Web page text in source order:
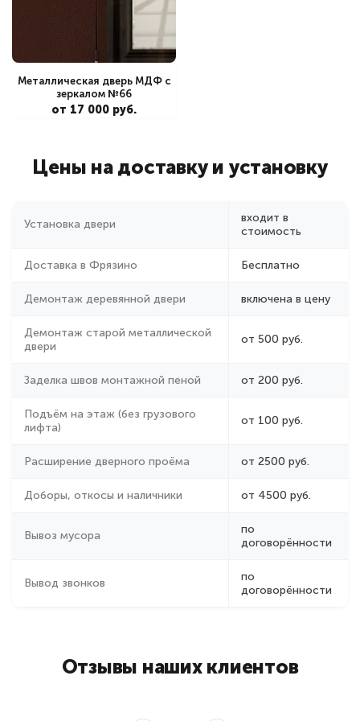
Металлическая дверь МДФ с
зеркалом №66
от 17 000 руб.
Цены на доставку и установку
Установка двери
входит в
стоимость
Доставка в Фрязино Бесплатно
Демонтаж деревянной двери включена в цену
Демонтаж старой металлической
двери
от 500 руб.
Заделка швов монтажной пеной от 200 руб.
Подъём на этаж (без грузового
лифта)
от 100 руб.
Расширение дверного проёма от 2500 руб.
Доборы, откосы и наличники от 4500 руб.
Вывоз мусора
по
договорённости
Вывод звонков
по
договорённости
Отзывы наших клиентов